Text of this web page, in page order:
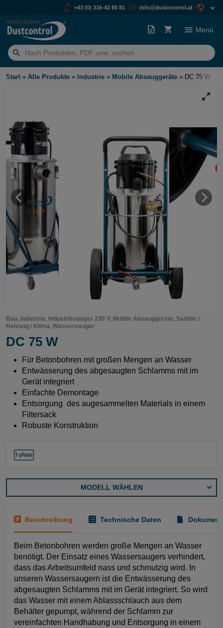
+43 (0) 316-42 80 81 info@dustcontrol.at
Suchen
nach:
Menü
Start » Alle Produkte » Industrie » Mobile Absauggeräte » DC 75 W
Bau, Industrie, Industriesauger 230 V, Mobile Absauggeräte, Sanitär /
Heizung / Klima, Wassersauger
DC 75 W
Für Betonbohren mit großen Mengen an Wasser
Entwässerung des abgesaugten Schlamms mit im
Gerät integriert
Einfachte Demontage
Entsorgung des augesammelten Materials in einem
Filtersack
Robuste Konstruktion
MODELL WÄHLEN
Beschreibung Technische Daten
Beim Betonbohren werden große Mengen an Wasser
benötigt. Der Einsatz eines Wassersaugers verhindert,
dass das Arbeitsumfeld nass und schmutzig wird. In
unseren Wassersaugern ist die Entwässerung des
abgesaugten Schlamms mit im Gerät integriert. So wird
das Wasser mit einem Ablassschlauch aus dem
Behälter gepumpt, während der Schlamm zur
vereinfachten Handhabung und Entsorgung in einem